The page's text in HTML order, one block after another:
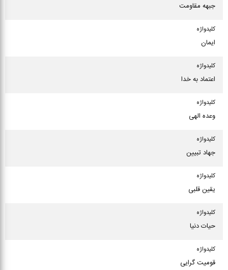
جبهه مقاومت
كلیدواژه
ایمان
كلیدواژه
اعتماد به خدا
كلیدواژه
وعده الهی
كلیدواژه
جهاد تبیین
كلیدواژه
یقین قلبی
كلیدواژه
حیات دنیا
كلیدواژه
قومیت گرایی